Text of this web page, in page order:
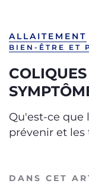
ALLAITEMENT
BIEN-ÊTRE ET
Qu'est-ce que
prévenir et les
DANS CET